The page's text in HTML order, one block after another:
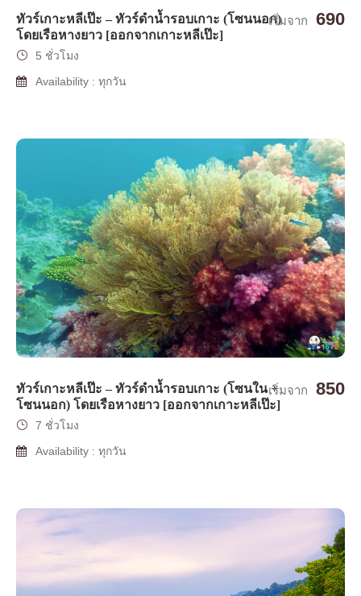
ทัวร์เกาะหลีเป๊ะ – ทัวร์ดำน้ำรอบเกาะ (โซนนอก)
โดยเรือหางยาว [ออกจากเกาะหลีเป๊ะ]
เริ่มจาก 690
5 ชั่วโมง
Availability : ทุกวัน
ทัวร์เกาะหลีเป๊ะ – ทัวร์ดำน้ำรอบเกาะ (โซนใน +
โซนนอก) โดยเรือหางยาว [ออกจากเกาะหลีเป๊ะ]
เริ่มจาก 850
7 ชั่วโมง
Availability : ทุกวัน